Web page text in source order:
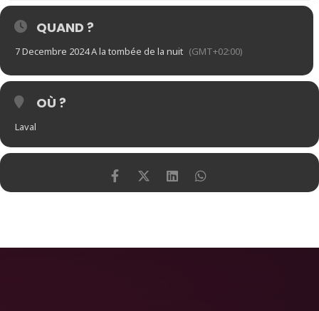
QUAND ?
7 Decembre 2024 A la tombée de la nuit (GMT+02:00)
OÙ ?
Laval